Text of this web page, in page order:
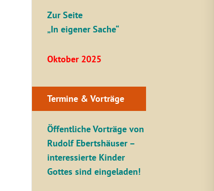
Zur Seite
„In eigener Sache“
Oktober 2025
Termine & Vorträge
Öffentliche Vorträge von
Rudolf Ebertshäuser –
interessierte Kinder
Gottes sind eingeladen!